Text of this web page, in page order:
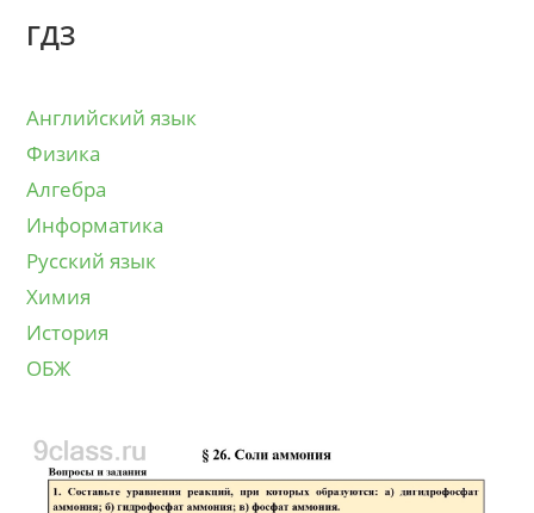
ГДЗ
Английский язык
Физика
Алгебра
Информатика
Русский язык
Химия
История
ОБЖ